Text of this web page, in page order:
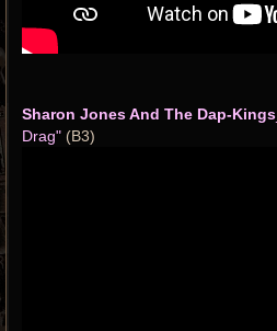
Sharon Jones And The Dap-Kings
Drag" (B3)